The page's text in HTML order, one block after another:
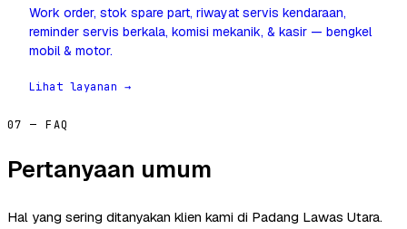
Work order, stok spare part, riwayat servis kendaraan,
reminder servis berkala, komisi mekanik, & kasir — bengkel
mobil & motor.
Lihat layanan →
07 — FAQ
Pertanyaan umum
Hal yang sering ditanyakan klien kami di Padang Lawas Utara.